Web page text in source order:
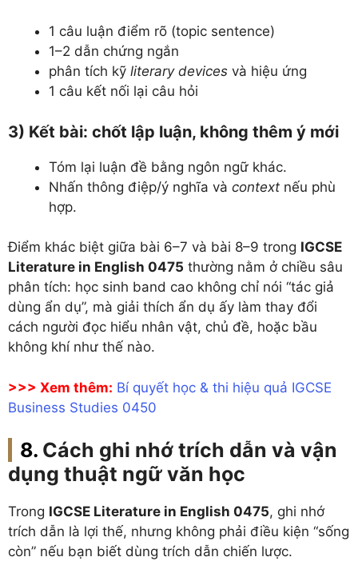
1 câu luận điểm rõ (topic sentence)
1–2 dẫn chứng ngắn
phân tích kỹ literary devices và hiệu ứng
1 câu kết nối lại câu hỏi
3) Kết bài: chốt lập luận, không thêm ý mới
Tóm lại luận đề bằng ngôn ngữ khác.
Nhấn thông điệp/ý nghĩa và context nếu phù
hợp.
Điểm khác biệt giữa bài 6–7 và bài 8–9 trong IGCSE
Literature in English 0475 thường nằm ở chiều sâu
phân tích: học sinh band cao không chỉ nói “tác giả
dùng ẩn dụ”, mà giải thích ẩn dụ ấy làm thay đổi
cách người đọc hiểu nhân vật, chủ đề, hoặc bầu
không khí như thế nào.
>>> Xem thêm: Bí quyết học & thi hiệu quả IGCSE
Business Studies 0450
Cách ghi nhớ trích dẫn và vận
dụng thuật ngữ văn học
Trong IGCSE Literature in English 0475, ghi nhớ
trích dẫn là lợi thế, nhưng không phải điều kiện “sống
còn” nếu bạn biết dùng trích dẫn chiến lược.